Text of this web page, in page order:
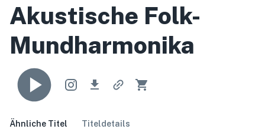
Akustische Folk-
Mundharmonika
Ähnliche Titel Titeldetails